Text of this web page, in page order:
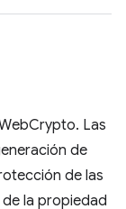
Las
de
de las
la propiedad